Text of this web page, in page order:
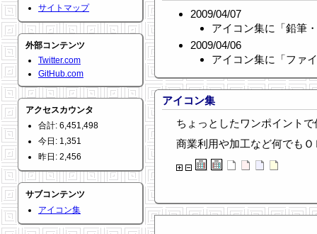
サイトマップ
外部コンテンツ
Twitter.com
GitHub.com
アクセスカウンタ
合計: 6,451,498
今日: 1,351
昨日: 2,456
サブコンテンツ
アイコン集
2009/04/07
アイコン集に「鉛筆
2009/04/06
アイコン集に「ファ
アイコン集
ちょっとしたワンポイント
商業利用や加工など何でもＯ